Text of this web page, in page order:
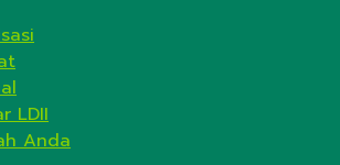
LDII
Anda